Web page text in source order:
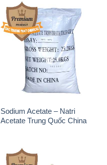
Sodium Acetate – Natri
Acetate Trung Quốc China